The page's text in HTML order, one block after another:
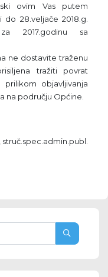
ovim Vas putem
28.veljače 2018.g.
2017.godinu sa
ne dostavite traženu
tražiti povrat
objavljivanja
na području Općine.